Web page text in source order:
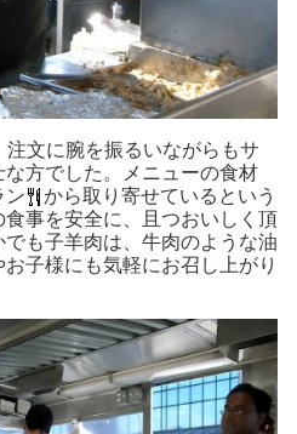
文に腕を振るいながらもサ
方でした。メニューの食材
ン
から取り寄せているという
事を安全に、且つおいしく頂
も子羊肉は、牛肉のような油
子様にも気軽にお召し上がり